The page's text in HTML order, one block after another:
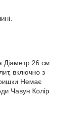
Діаметр 26 см
включно з
Немає
Чавун Колір